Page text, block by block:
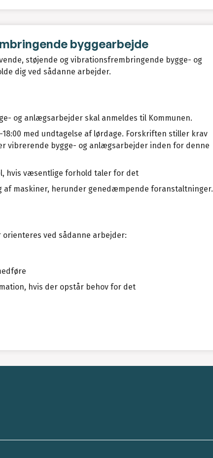
byggearbejde
støjende og vibrationsfrembringende bygge- og
dig ved sådanne arbejder.
og anlægsarbejder skal anmeldes til Kommunen.
med undtagelse af lørdage. Forskriften stiller krav
vibrerende bygge- og anlægsarbejder inden for denne
hvis væsentlige forhold taler for det
af maskiner, herunder genedæmpende foranstaltninger.
ved sådanne arbejder:
hvis der opstår behov for det